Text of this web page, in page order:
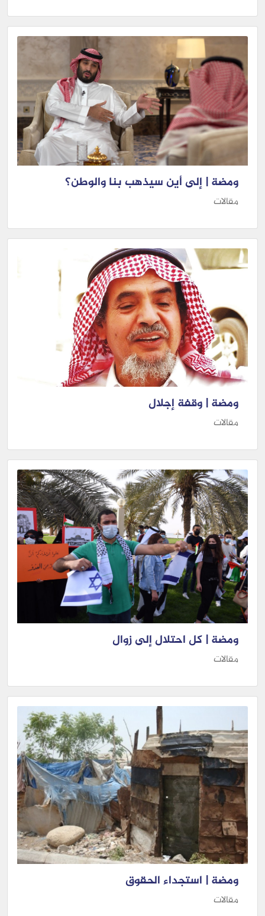
ومضة | إلى أين سيذهب بنا والوطن؟
مقالات
ومضة | وقفة إجلال
مقالات
ومضة | كل احتلال إلى زوال
مقالات
ومضة | استجداء الحقوق
مقالات